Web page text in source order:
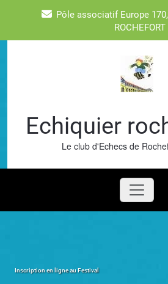
Pôle associatif Europe
ROCHEFORT
Echiquier
Le club d'Echecs de
Inscription en ligne au Festival